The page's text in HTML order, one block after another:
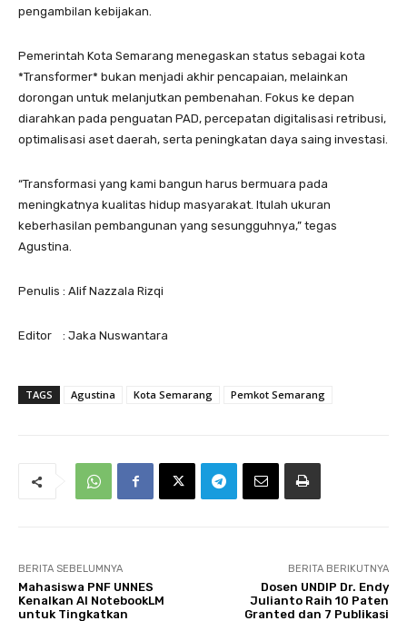
pengambilan kebijakan.
Pemerintah Kota Semarang menegaskan status sebagai kota
*Transformer* bukan menjadi akhir pencapaian, melainkan
dorongan untuk melanjutkan pembenahan. Fokus ke depan
diarahkan pada penguatan PAD, percepatan digitalisasi retribusi,
optimalisasi aset daerah, serta peningkatan daya saing investasi.
“Transformasi yang kami bangun harus bermuara pada
meningkatnya kualitas hidup masyarakat. Itulah ukuran
keberhasilan pembangunan yang sesungguhnya,” tegas
Agustina.
Penulis : Alif Nazzala Rizqi
Editor : Jaka Nuswantara
TAGS Agustina Kota Semarang Pemkot Semarang
BERITA SEBELUMNYA
Mahasiswa PNF UNNES
Kenalkan AI NotebookLM
untuk Tingkatkan
BERITA BERIKUTNYA
Dosen UNDIP Dr. Endy
Julianto Raih 10 Paten
Granted dan 7 Publikasi